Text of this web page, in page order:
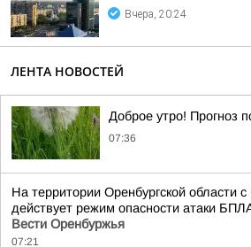
Вчера, 20:24
ЛЕНТА НОВОСТЕЙ
Доброе утро! Прогноз
07:36
На территории Оренбургской области с
действует режим опасности атаки
Вести Оренбуржья
07:21